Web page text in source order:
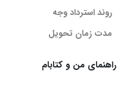
روند استرداد وجه
مدت زمان تحویل
راهنمای من و کتابام